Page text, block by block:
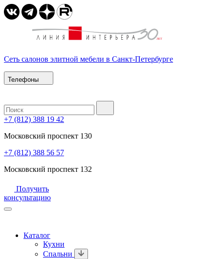
Сеть салонов элитной мебели в Санкт-Петербурге
Телефоны
+7 (812) 388 19 42
Московский проспект 130
+7 (812) 388 56 57
Московский проспект 132
Получить
консультацию
Каталог
Кухни
Спальни